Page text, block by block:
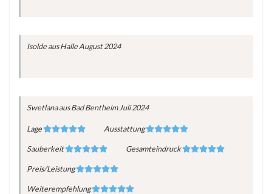
Isolde aus Halle August 2024
Swetlanaaus Bad BentheimJuli 2024
Lage Ausstattung
Sauberkeit Gesamteindruck
Preis/Leistung
Weiterempfehlung